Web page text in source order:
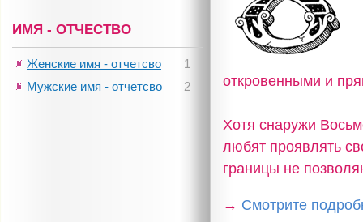
откровенными и
Хотя снаружи
любят проявлять
границы не
→ Смотрите
ИМЯ - ОТЧЕСТВО
1
Женские имя - отчетсво
2
Мужские имя - отчетсво